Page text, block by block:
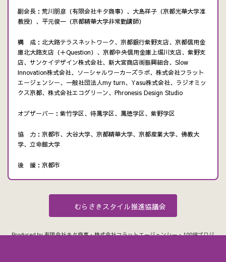
副会長：荒川朋彦（有限会社キタ商事）、大島祥子（京都光華大学准
教授）、平元俊一（京都精華大学非常勤講師）
構 成：北大路テラスネットワーク、京都銀行紫野支店、京都信用金
庫北大路支店（＋Question）、京都中央信用金庫上堀川支店、紫野支
店、サンケイデザイン株式会社、新大宮商店街振興組合、Slow
Innovation株式会社、ソーシャルワーカーズラボ、株式会社フラット
エージェンシー、一般社団法人my turn、Yasu株式会社、ラジオミッ
クス京都、株式会社エコグリーン、Phronesis Design Studio
オブザーバー：紫竹学区、待鳳学区、鳳徳学区、紫野学区
協 力：京都市、大谷大学、京都精華大学、京都産業大学、佛教大
学、立命館大学
後 援：京都市
むらさきスタイル推進協議会
Produced by 有限会社キタ商事・株式会社フラットエージェンシー・100坪プロジ